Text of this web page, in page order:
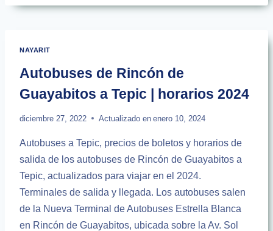
RINCÓN
DE
NAYARIT
Autobuses de Rincón de
Guayabitos a Tepic | horarios 2024
diciembre 27, 2022 Actualizado en enero 10, 2024
Autobuses a Tepic, precios de boletos y horarios de
salida de los autobuses de Rincón de Guayabitos a
Tepic, actualizados para viajar en el 2024.
Terminales de salida y llegada. Los autobuses salen
de la Nueva Terminal de Autobuses Estrella Blanca
en Rincón de Guayabitos, ubicada sobre la Av. Sol